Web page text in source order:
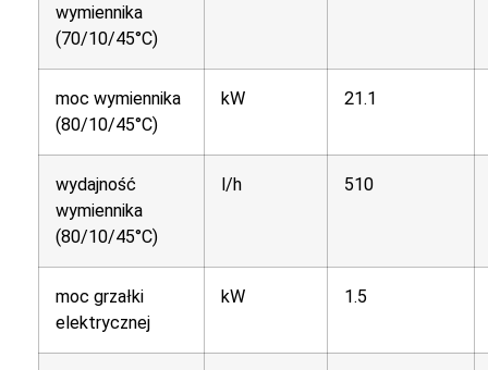
wymiennika
(70/10/45°C)
moc wymiennika
(80/10/45°C)
kW 21.1
wydajność
wymiennika
(80/10/45°C)
l/h 510
moc grzałki
elektrycznej
kW 1.5